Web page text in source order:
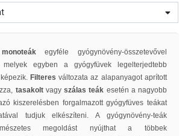
monoteákegyféle gyógynövény-összetevővel
egyben a gyógyfüvek legelterjedtebb
Filteresváltozata az alapanyagot aprított
tasakolt vagy szálas teák esetén a nagyobb
kiszerelésben forgalmazott gyógyfüves teákat
tudjuk elkészíteni. A gyógynövény-teák
megoldást nyújthat a többek